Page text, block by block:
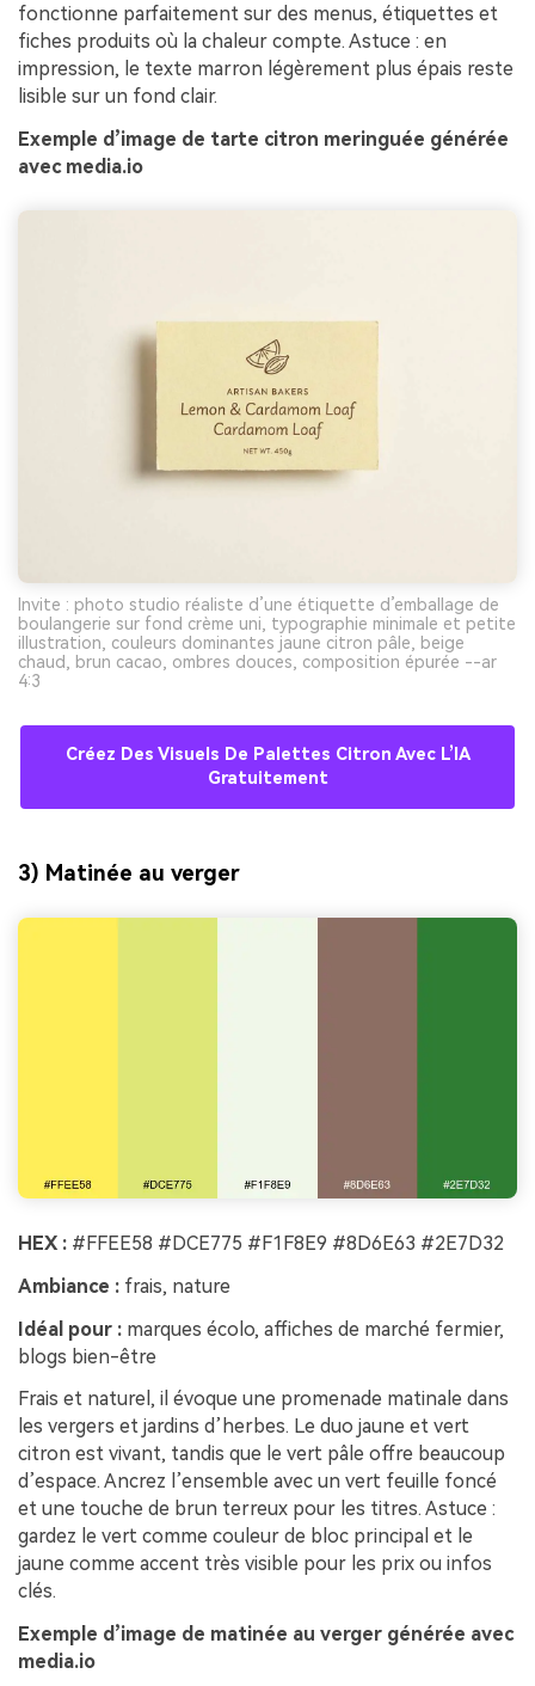
fonctionne parfaitement sur des menus, étiquettes et
fiches produits où la chaleur compte. Astuce : en
impression, le texte marron légèrement plus épais reste
lisible sur un fond clair.
Exemple d’image de tarte citron meringuée générée
avec media.io
Invite : photo studio réaliste d’une étiquette d’emballage de
boulangerie sur fond crème uni, typographie minimale et petite
illustration, couleurs dominantes jaune citron pâle, beige
chaud, brun cacao, ombres douces, composition épurée --ar
4:3
Créez Des Visuels De Palettes Citron Avec L’IA
Gratuitement
3) Matinée au verger
HEX : #FFEE58 #DCE775 #F1F8E9 #8D6E63 #2E7D32
Ambiance : frais, nature
Idéal pour : marques écolo, affiches de marché fermier,
blogs bien-être
Frais et naturel, il évoque une promenade matinale dans
les vergers et jardins d’herbes. Le duo jaune et vert
citron est vivant, tandis que le vert pâle offre beaucoup
d’espace. Ancrez l’ensemble avec un vert feuille foncé
et une touche de brun terreux pour les titres. Astuce :
gardez le vert comme couleur de bloc principal et le
jaune comme accent très visible pour les prix ou infos
clés.
Exemple d’image de matinée au verger générée avec
media.io